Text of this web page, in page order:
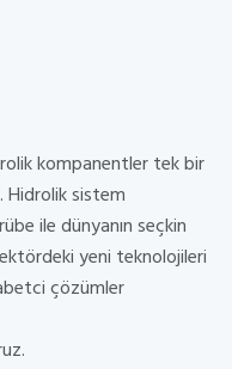
kompanentler tek bir
Hidrolik sistem
ile dünyanın seçkin
yeni teknolojileri
çözümler